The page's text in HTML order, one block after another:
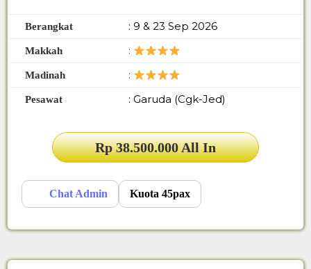
Berangkat : 9 & 23 Sep 2026
Makkah :
Madinah :
Pesawat : Garuda (Cgk-Jed)
Rp 38.500.000 All In
Chat Admin Kuota 45pax